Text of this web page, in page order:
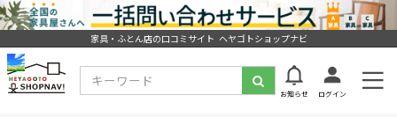
家具・ふとん店の口コミサイト ヘヤゴトショップナビ
お知らせ ログイン